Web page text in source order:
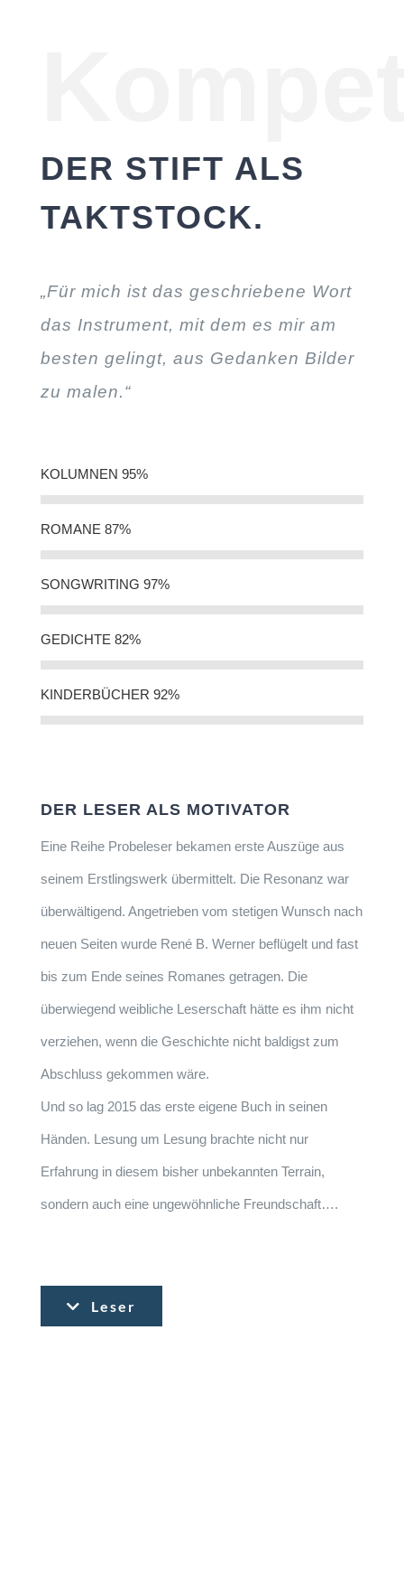
DER STIFT ALS
TAKTSTOCK.
„Für mich ist das geschriebene Wort
das Instrument, mit dem es mir am
besten gelingt, aus Gedanken Bilder
zu malen.“
KOLUMNEN 95%
ROMANE 87%
SONGWRITING 97%
GEDICHTE 82%
KINDERBÜCHER 92%
DER LESER ALS MOTIVATOR
Eine Reihe Probeleser bekamen erste Auszüge aus
seinem Erstlingswerk übermittelt. Die Resonanz war
überwältigend. Angetrieben vom stetigen Wunsch nach
neuen Seiten wurde René B. Werner beflügelt und fast
bis zum Ende seines Romanes getragen. Die
überwiegend weibliche Leserschaft hätte es ihm nicht
verziehen, wenn die Geschichte nicht baldigst zum
Abschluss gekommen wäre.
Und so lag 2015 das erste eigene Buch in seinen
Händen. Lesung um Lesung brachte nicht nur
Erfahrung in diesem bisher unbekannten Terrain,
sondern auch eine ungewöhnliche Freundschaft….
Leser